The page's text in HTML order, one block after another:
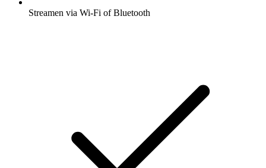
Streamen via Wi-Fi of Bluetooth